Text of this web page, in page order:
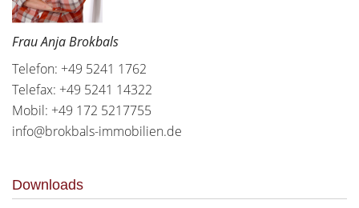
Frau Anja Brokbals
Telefon: +49 5241 1762
Telefax: +49 5241 14322
Mobil: +49 172 5217755
info@brokbals-immobilien.de
Downloads